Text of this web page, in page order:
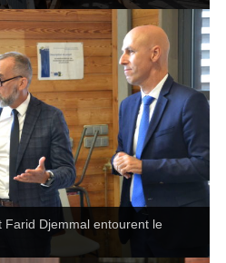
Djemmal entourent le